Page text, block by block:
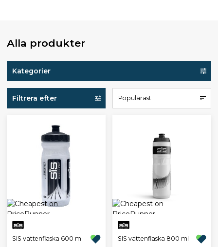
Alla produkter
Kategorier
Filtrera efter Populärast
SIS vattenflaska 600 ml SIS vattenflaska 800 ml